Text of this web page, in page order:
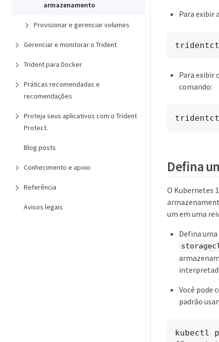
armazenamento
Provisionar e gerenciar volumes
Gerenciar e monitorar o Trident
Trident para Docker
Práticas recomendadas e
recomendações
Proteja seus aplicativos com o Trident
Protect.
Blog posts
Conhecimento e apoio
Referência
Avisos legais
Para exibir
Para exibir
comando:
Defina
O Kubernetes
um em uma
Defina
Você pode
padrão
kubectl